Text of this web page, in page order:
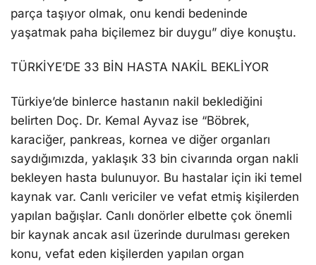
parça taşıyor olmak, onu kendi bedeninde
yaşatmak paha biçilemez bir duygu” diye konuştu.
TÜRKİYE’DE 33 BİN HASTA NAKİL BEKLİYOR
Türkiye’de binlerce hastanın nakil beklediğini
belirten Doç. Dr. Kemal Ayvaz ise “Böbrek,
karaciğer, pankreas, kornea ve diğer organları
saydığımızda, yaklaşık 33 bin civarında organ nakli
bekleyen hasta bulunuyor. Bu hastalar için iki temel
kaynak var. Canlı vericiler ve vefat etmiş kişilerden
yapılan bağışlar. Canlı donörler elbette çok önemli
bir kaynak ancak asıl üzerinde durulması gereken
konu, vefat eden kişilerden yapılan organ